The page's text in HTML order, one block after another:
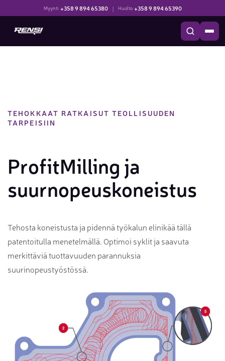
Myynti +358 9 894 65380 | Huolto +358 9 894 65390
TEHOKKAAT RATKAISUT TEOLLISUUDEN
TARPEISIIN
ProfitMilling ja
suurnopeuskoneistus
Tehosta koneistusta ja pidennä työkalun elinikää tällä
patentoitulla menetelmällä. Optimoi syklit ja saavuta
merkittäviä tuottavuuden parannuksia
suurinopeustyöstössä.